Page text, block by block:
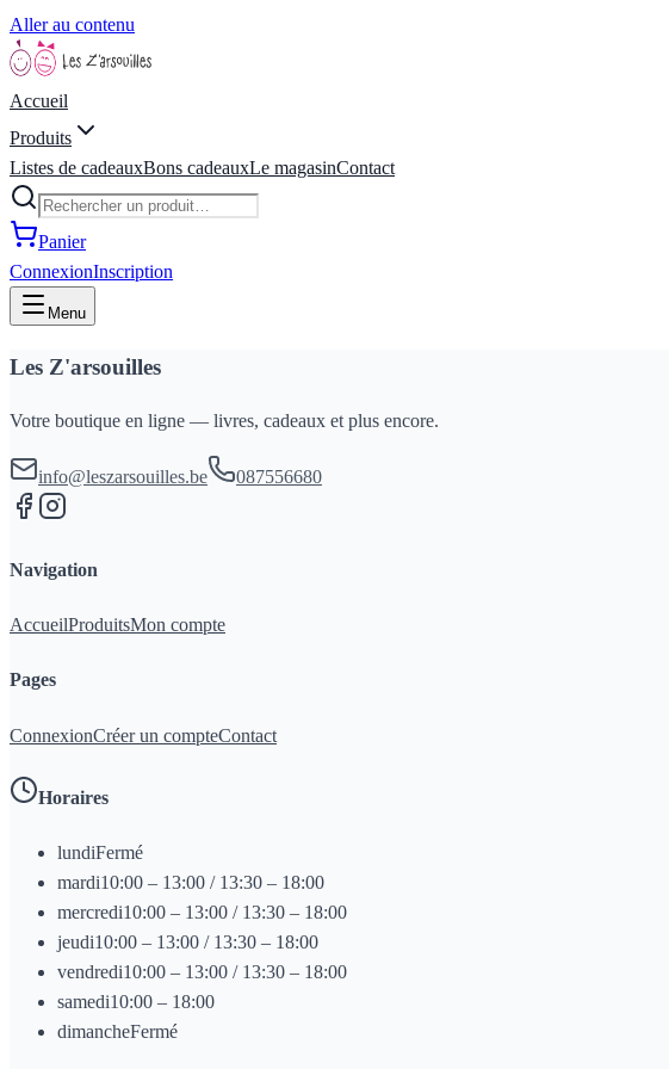
Aller au contenu
Accueil
Produits
Listes de cadeauxBons cadeauxLe magasinContact
Panier
ConnexionInscription
Menu
Les Z'arsouilles
Votre boutique en ligne — livres, cadeaux et plus encore.
info@leszarsouilles.be 087556680
Navigation
AccueilProduitsMon compte
Pages
ConnexionCréer un compteContact
Horaires
lundiFermé
mardi10:00 – 13:00 / 13:30 – 18:00
mercredi10:00 – 13:00 / 13:30 – 18:00
jeudi10:00 – 13:00 / 13:30 – 18:00
vendredi10:00 – 13:00 / 13:30 – 18:00
samedi10:00 – 18:00
dimancheFermé